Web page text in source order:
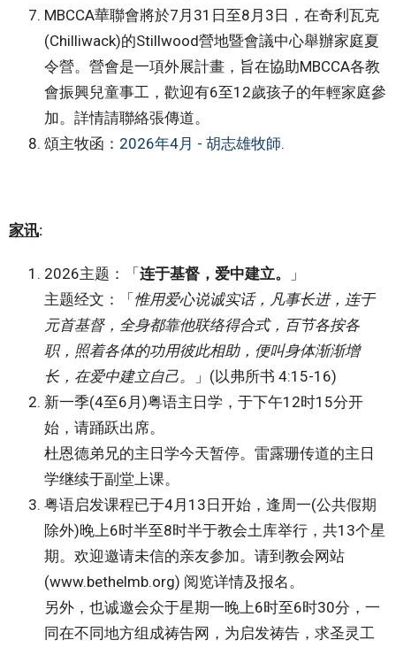
MBCCA華聯會將於7月31日至8月3日，在奇利瓦克
(Chilliwack)的Stillwood營地暨會議中心舉辦家庭夏
令營。營會是一項外展計畫，旨在協助MBCCA各教
會振興兒童事工，歡迎有6至12歲孩子的年輕家庭參
加。詳情請聯絡張傳道。
頌主牧函： 2026年4月 - 胡志雄牧師.
家讯:
2026主题：「连于基督，爱中建立。
」
主题经文：「惟用爱心说诚实话，凡事长进，连于
元首基督，全身都靠他联络得合式，百节各按各
职，照着各体的功用彼此相助，便叫身体渐渐增
长，在爱中建立自己。
」(以弗所书 4:15-16)
新一季(4至6月)粤语主日学，于下午12时15分开
始，请踊跃出席。
杜恩德弟兄的主日学今天暂停。雷露珊传道的主日
学继续于副堂上课。
粤语启发课程已于4月13日开始，逢周一(公共假期
除外)晚上6时半至8时半于教会土库举行，共13个星
期。欢迎邀请未信的亲友参加。请到教会网站
(www.bethelmb.org) 阅览详情及报名。
另外，也诚邀会众于星期一晚上6时至6时30分，一
同在不同地方组成祷告网，为启发祷告，求圣灵工